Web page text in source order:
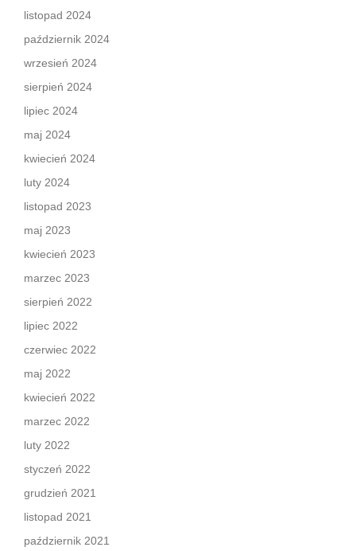
listopad 2024
październik 2024
wrzesień 2024
sierpień 2024
lipiec 2024
maj 2024
kwiecień 2024
luty 2024
listopad 2023
maj 2023
kwiecień 2023
marzec 2023
sierpień 2022
lipiec 2022
czerwiec 2022
maj 2022
kwiecień 2022
marzec 2022
luty 2022
styczeń 2022
grudzień 2021
listopad 2021
październik 2021